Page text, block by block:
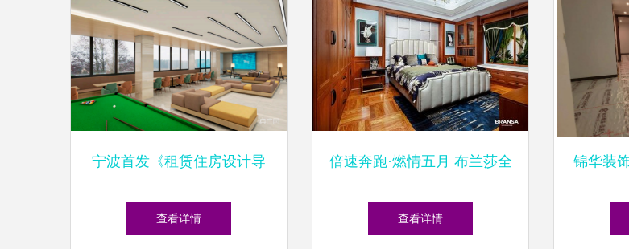
宁波首发《租赁住房设计导
则》，引领浙江省住宅室内装
查看详情
倍速奔跑·燃情五月 布兰莎全
屋定制全国布局再加速，5月
查看详情
锦华装
为您的